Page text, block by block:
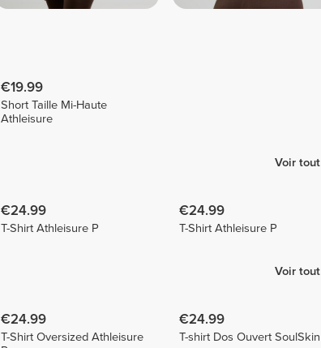
€19.99
Short Taille Mi-Haute
Athleisure
Voir tout
€24.99
T-Shirt Athleisure P
€24.99
T-Shirt Athleisure P
Voir tout
€24.99
T-Shirt Oversized Athleisure
€24.99
T-shirt Dos Ouvert SoulSkin